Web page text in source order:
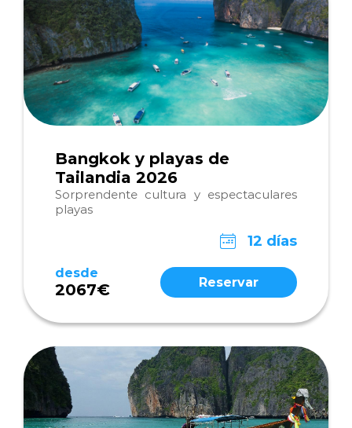
Bangkok y playas de
Tailandia 2026
Sorprendente cultura y espectaculares
playas
12 días
desde
2067€ Reservar